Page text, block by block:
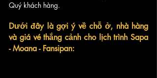
Quý khách hàng.
Dưới đây là gợi ý về chỗ ở, nhà hàng
và giá vé thắng cảnh cho lịch trình Sapa
- Moana - Fansipan: